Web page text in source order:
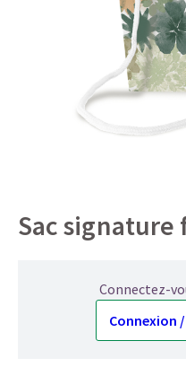
Sac
Connectez-
Connexion